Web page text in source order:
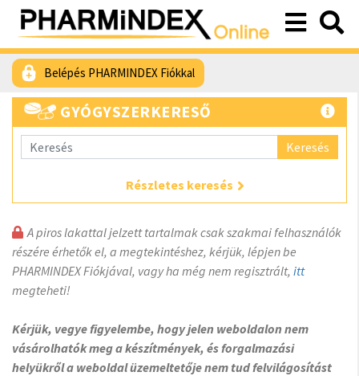
Belépés PHARMINDEX Fiókkal
GYÓGYSZERKERESŐ
Keresés
Részletes keresés
A piros lakattal jelzett tartalmak csak szakmai felhasználók
részére érhetők el, a megtekintéshez, kérjük, lépjen be
PHARMINDEX Fiókjával, vagy ha még nem regisztrált, itt
megteheti!
Kérjük, vegye figyelembe, hogy jelen weboldalon nem
vásárolhatók meg a készítmények, és forgalmazási
helyükről a weboldal üzemeltetője nem tud felvilágosítást